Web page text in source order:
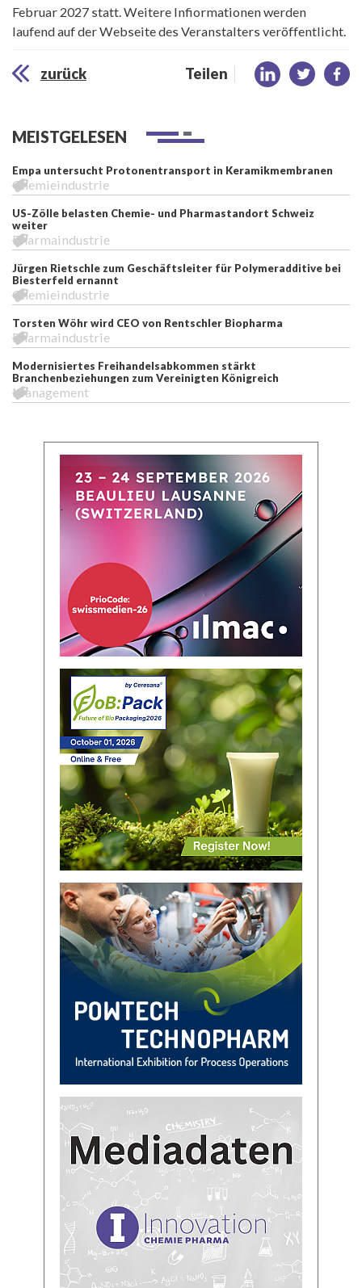
Februar 2027 statt. Weitere Infiormationen werden
laufend auf der Webseite des Veranstalters veröffentlicht.
zurück Teilen
MEISTGELESEN
Empa untersucht Protonentransport in Keramikmembranen
Chemieindustrie
US-Zölle belasten Chemie- und Pharmastandort Schweiz
weiter
Pharmaindustrie
Jürgen Rietschle zum Geschäftsleiter für Polymeradditive bei
Biesterfeld ernannt
Chemieindustrie
Torsten Wöhr wird CEO von Rentschler Biopharma
Pharmaindustrie
Modernisiertes Freihandelsabkommen stärkt
Branchenbeziehungen zum Vereinigten Königreich
Management